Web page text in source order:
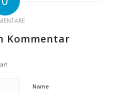
Kommentar
Name